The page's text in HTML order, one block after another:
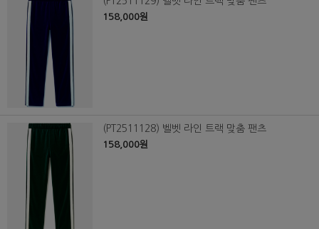
158,000원
(PT2511128) 벨벳 라인 트랙 맞춤 팬츠
158,000원